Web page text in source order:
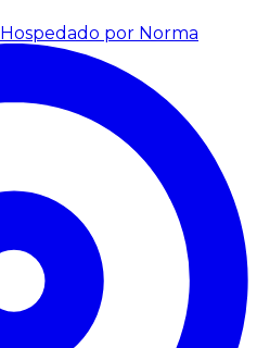
Hospedado por Norma